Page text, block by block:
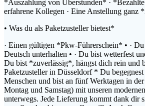
*Auszahlung von Überstunden* ·
erfahrene Kollegen · Eine Anstellung ganz
• Was du als Paketzusteller bietest*
· Einen gültigen *Pkw-Führerschein* • ·
Deutsch unterhalten • · Du bist wetterfest
Du bist *zuverlässig*, hängst dich rein und
Paketzusteller in Düsseldorf * Du
Menschen und bist an fünf Werktagen in
Montag und Samstag) mit unseren
unterwegs. Jede Lieferung kommt dank dir